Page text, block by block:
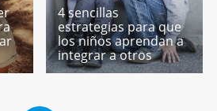
4 sencillas
estrategias para que
los niños aprendan a
integrar a otros